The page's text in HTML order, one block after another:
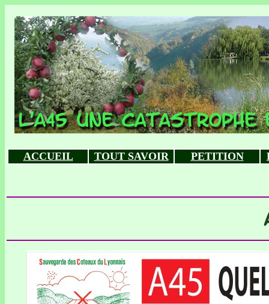
ACCUEIL TOUT SAVOIR PETITION